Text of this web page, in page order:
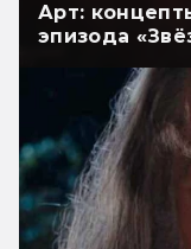
Арт:
эпизода